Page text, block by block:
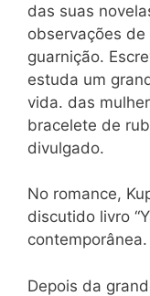
das suas
observações
guarnição.
estuda um
vida. das
bracelete de
divulgado.
No romance,
discutido livro
contemporânea.
Depois da